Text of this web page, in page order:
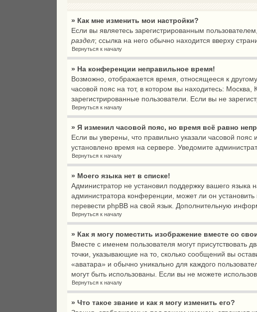
» Как мне изменить мои настройки?
Если вы являетесь зарегистрированным
раздел; ссылка на него обычно находится вверху
Вернуться к началу
» На конференции неправильное время!
Возможно, отображается время, относящееся к
часовой пояс на тот, в котором вы находитесь: Москва,
зарегистрированные пользователи. Если вы не
Вернуться к началу
» Я изменил часовой пояс, но время всё равно
Если вы уверены, что правильно указали часовой
установлено время на сервере. Уведомите
Вернуться к началу
» Моего языка нет в списке!
Администратор не установил поддержку вашего
администратора конференции, может ли он
перевести phpBB на свой язык. Дополнительную
Вернуться к началу
» Как я могу поместить изображение вместе со
Вместе с именем пользователя могут присутствовать
точки, указывающие на то, сколько сообщений вы
«аватара» и обычно уникально для каждого
могут быть использованы. Если вы не можете
Вернуться к началу
» Что такое звание и как я могу изменить его?